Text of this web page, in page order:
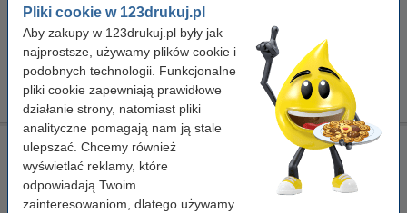
Pliki cookie w 123drukuj.pl
Aby zakupy w 123drukuj.pl były jak
najprostsze, używamy plików cookie i
podobnych technologii. Funkcjonalne
pliki cookie zapewniają prawidłowe
działanie strony, natomiast pliki
analityczne pomagają nam ją stale
ulepszać. Chcemy również
wyświetlać reklamy, które
odpowiadają Twoim
zainteresowaniom, dlatego używamy
Zamów z Pocztex na jutro!
Za stronę 0,18 zł
440,00 zł Zamawiam
Ściereczka do czyszczenia drukarki laserowej
ściereczka do czyszczenia 43 x 32 cm
żółty
999058